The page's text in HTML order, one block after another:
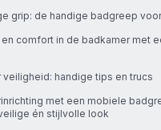
grip: de handige badgreep
comfort in de badkamer met
veiligheid: handige tips en trucs
met een mobiele
én stijlvolle look